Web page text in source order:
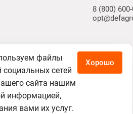
8 (800)
файлы
сетей
сайта нашим
информацией,
вами их услуг.
Хорошо